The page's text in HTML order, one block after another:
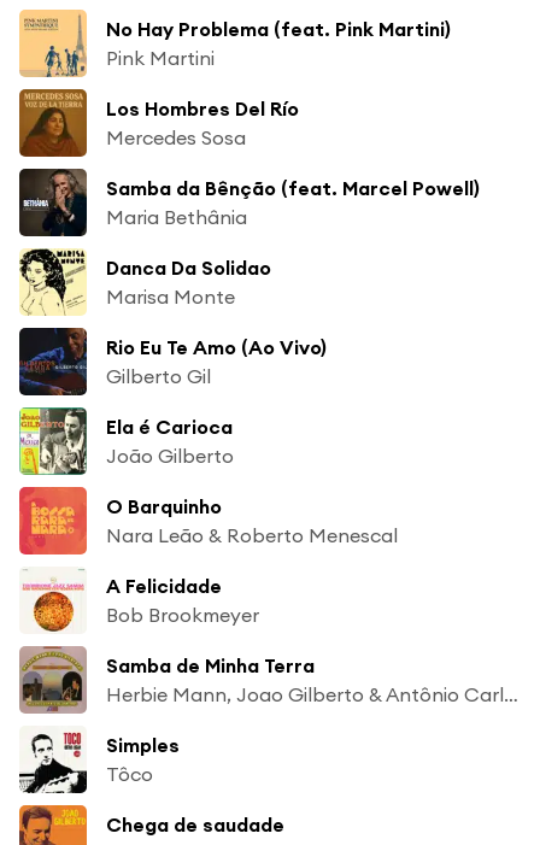
No Hay Problema (feat. Pink Martini)
Pink Martini
Los Hombres Del Río
Mercedes Sosa
Samba da Bênção (feat. Marcel Powell)
Maria Bethânia
Danca Da Solidao
Marisa Monte
Rio Eu Te Amo (Ao Vivo)
Gilberto Gil
Ela é Carioca
João Gilberto
O Barquinho
Nara Leão & Roberto Menescal
A Felicidade
Bob Brookmeyer
Samba de Minha Terra
Herbie Mann, Joao Gilberto & Antônio Carlos Jobim
Simples
Tôco
Chega de saudade